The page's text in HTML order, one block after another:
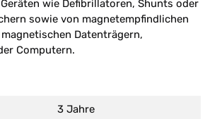
wie Defibrillatoren, Shunts oder
sowie von magnetempfindlichen
Datenträgern,
Computern.
3 Jahre